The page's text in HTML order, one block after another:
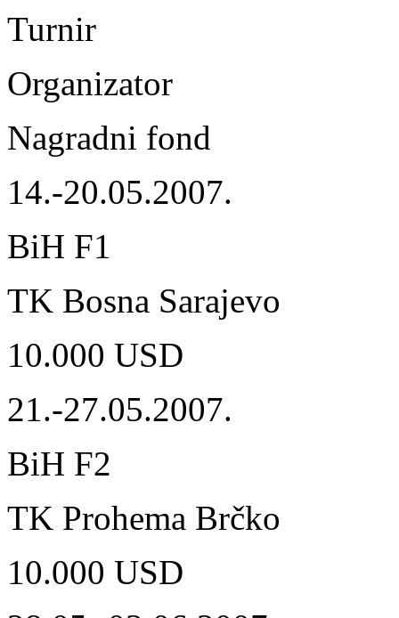
Turnir
Organizator
Nagradni fond
14.-20.05.2007.
BiH F1
TK Bosna Sarajevo
10.000 USD
21.-27.05.2007.
BiH F2
TK Prohema Brčko
10.000 USD